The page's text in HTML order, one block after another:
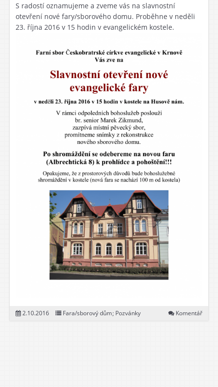
S radostí oznamujeme a zveme vás na slavnostní
otevření nové fary/sborového domu. Proběhne v neděli
23. října 2016 v 15 hodin v evangelickém kostele.
2.10.2016 Fara/sborový dům; Pozvánky Komentář